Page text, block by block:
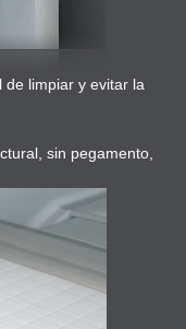
de limpiar y evitar la
sin pegamento,